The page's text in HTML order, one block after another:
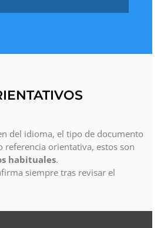
del idioma, el tipo de documento
referencia orientativa, estos son
habituales.
siempre tras revisar el